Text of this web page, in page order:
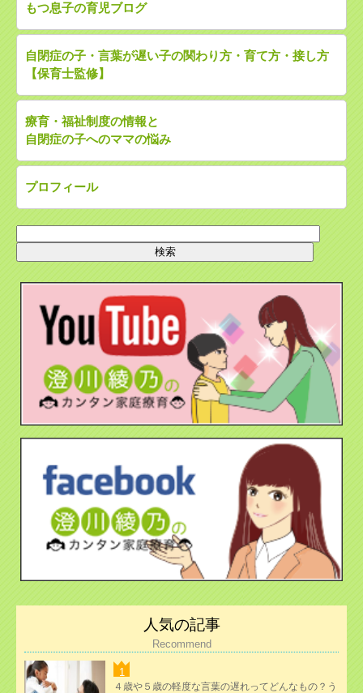
もつ息子の育児ブログ
自閉症の子・言葉が遅い子の関わり方・育て方・接し方
【保育士監修】
療育・福祉制度の情報と
自閉症の子へのママの悩み
プロフィール
索:
人気の記事
Recommend
４歳や５歳の軽度な言葉の遅れってどんなもの？う